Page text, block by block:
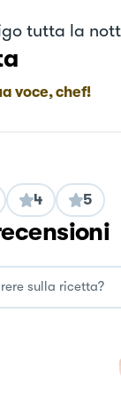
tutta la
voce, chef!
4 5